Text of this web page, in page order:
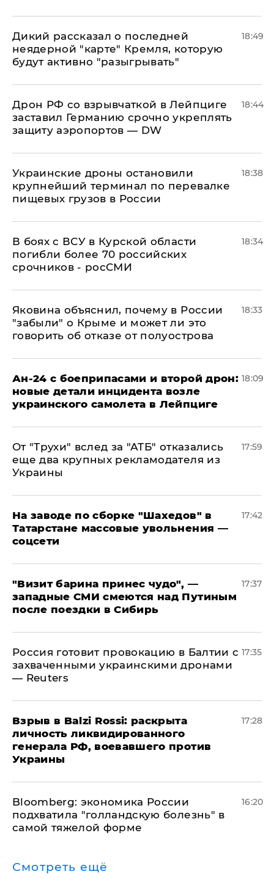
Дикий рассказал о последней
неядерной "карте" Кремля, которую
будут активно "разыгрывать"
18:49
​Дрон РФ со взрывчаткой в Лейпциге
заставил Германию срочно укреплять
защиту аэропортов — DW
18:44
Украинские дроны остановили
крупнейший терминал по перевалке
пищевых грузов в России
18:38
В боях с ВСУ в Курской области
погибли более 70 российских
срочников - росСМИ
18:34
Яковина объяснил, почему в России
"забыли" о Крыме и может ли это
говорить об отказе от полуострова
18:33
Ан-24 с боеприпасами и второй дрон:
новые детали инцидента возле
украинского самолета в Лейпциге
18:09
От "Трухи" вслед за "АТБ" отказались
еще два крупных рекламодателя из
Украины
17:59
На заводе по сборке "Шахедов" в
Татарстане массовые увольнения —
соцсети
17:42
"Визит барина принес чудо", —
западные СМИ смеются над Путиным
после поездки в Сибирь
17:37
​Россия готовит провокацию в Балтии с
захваченными украинскими дронами
— Reuters
17:35
​Взрыв в Balzi Rossi: раскрыта
личность ликвидированного
генерала РФ, воевавшего против
Украины
17:28
Bloomberg: экономика России
подхватила "голландскую болезнь" в
самой тяжелой форме
16:20
Смотреть ещё